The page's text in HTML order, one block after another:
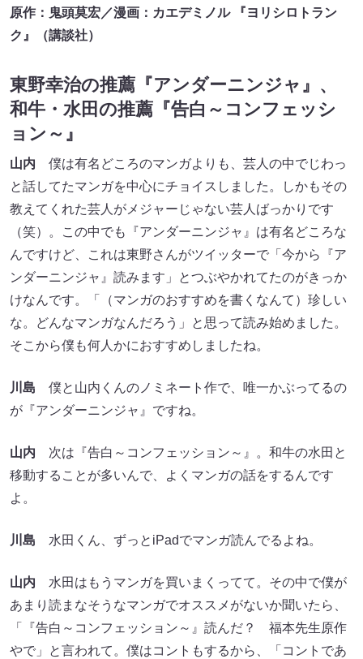
原作：鬼頭莫宏／漫画：カエデミノル 『ヨリシロトラン
ク』（講談社）
東野幸治の推薦『アンダーニンジャ』、
和牛・水田の推薦『告白～コンフェッシ
ョン～』
山内 僕は有名どころのマンガよりも、芸人の中でじわっ
と話してたマンガを中心にチョイスしました。しかもその
教えてくれた芸人がメジャーじゃない芸人ばっかりです
（笑）。この中でも『アンダーニンジャ』は有名どころな
んですけど、これは東野さんがツイッターで「今から『ア
ンダーニンジャ』読みます」とつぶやかれてたのがきっか
けなんです。「（マンガのおすすめを書くなんて）珍しい
な。どんなマンガなんだろう」と思って読み始めました。
そこから僕も何人かにおすすめしましたね。
川島 僕と山内くんのノミネート作で、唯一かぶってるの
が『アンダーニンジャ』ですね。
山内 次は『告白～コンフェッション～』。和牛の水田と
移動することが多いんで、よくマンガの話をするんです
よ。
川島 水田くん、ずっとiPadでマンガ読んでるよね。
山内 水田はもうマンガを買いまくってて。その中で僕が
あまり読まなそうなマンガでオススメがないか聞いたら、
「『告白～コンフェッション～』読んだ？ 福本先生原作
やで」と言われて。僕はコントもするから、「コントであ